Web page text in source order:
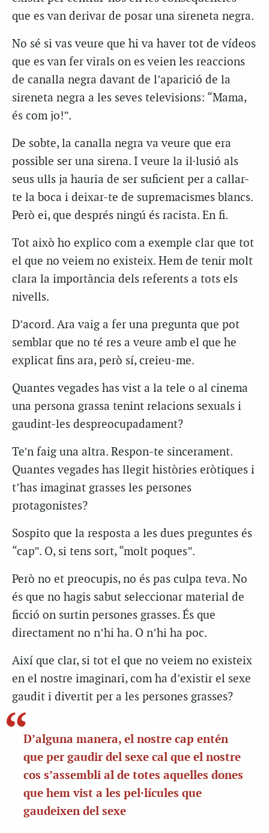
que es van derivar de posar una sireneta negra.
No sé si vas veure que hi va haver tot de vídeos
que es van fer virals on es veien les reaccions
de canalla negra davant de l’aparició de la
sireneta negra a les seves televisions: “Mama,
és com jo!”.
De sobte, la canalla negra va veure que era
possible ser una sirena. I veure la il·lusió als
seus ulls ja hauria de ser suficient per a callar-
te la boca i deixar-te de supremacismes blancs.
Però ei, que després ningú és racista. En fi.
Tot això ho explico com a exemple clar que tot
el que no veiem no existeix. Hem de tenir molt
clara la importància dels referents a tots els
nivells.
D’acord. Ara vaig a fer una pregunta que pot
semblar que no té res a veure amb el que he
explicat fins ara, però sí, creieu-me.
Quantes vegades has vist a la tele o al cinema
una persona grassa tenint relacions sexuals i
gaudint-les despreocupadament?
Te’n faig una altra. Respon-te sincerament.
Quantes vegades has llegit històries eròtiques i
t’has imaginat grasses les persones
protagonistes?
Sospito que la resposta a les dues preguntes és
“cap”. O, si tens sort, “molt poques”.
Però no et preocupis, no és pas culpa teva. No
és que no hagis sabut seleccionar material de
ficció on surtin persones grasses. És que
directament no n’hi ha. O n’hi ha poc.
Així que clar, si tot el que no veiem no existeix
en el nostre imaginari, com ha d’existir el sexe
gaudit i divertit per a les persones grasses?
D’alguna manera, el nostre cap entén
que per gaudir del sexe cal que el nostre
cos s’assembli al de totes aquelles dones
que hem vist a les pel·lícules que
gaudeixen del sexe